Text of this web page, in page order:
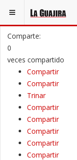
ESTÁ AQUÍ: OPINIÓN
Comparte:
0
veces compartido
Compartir
Compartir
Trinar
Compartir
Compartir
Compartir
Compartir
Compartir